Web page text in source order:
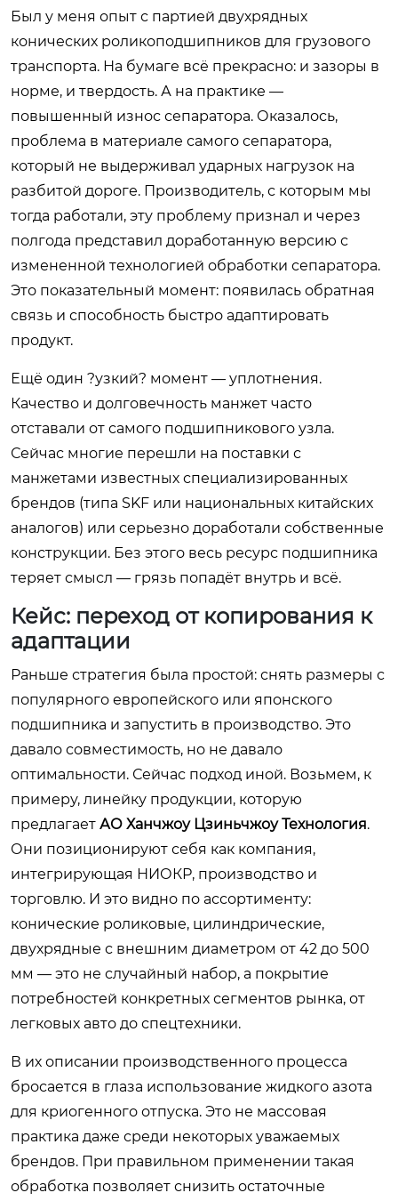
Был у меня опыт с партией двухрядных
конических роликоподшипников для грузового
транспорта. На бумаге всё прекрасно: и зазоры в
норме, и твердость. А на практике —
повышенный износ сепаратора. Оказалось,
проблема в материале самого сепаратора,
который не выдерживал ударных нагрузок на
разбитой дороге. Производитель, с которым мы
тогда работали, эту проблему признал и через
полгода представил доработанную версию с
измененной технологией обработки сепаратора.
Это показательный момент: появилась обратная
связь и способность быстро адаптировать
продукт.
Ещё один ?узкий? момент — уплотнения.
Качество и долговечность манжет часто
отставали от самого подшипникового узла.
Сейчас многие перешли на поставки с
манжетами известных специализированных
брендов (типа SKF или национальных китайских
аналогов) или серьезно доработали собственные
конструкции. Без этого весь ресурс подшипника
теряет смысл — грязь попадёт внутрь и всё.
Кейс: переход от копирования к
адаптации
Раньше стратегия была простой: снять размеры с
популярного европейского или японского
подшипника и запустить в производство. Это
давало совместимость, но не давало
оптимальности. Сейчас подход иной. Возьмем, к
примеру, линейку продукции, которую
предлагает АО Ханчжоу Цзиньчжоу Технология.
Они позиционируют себя как компания,
интегрирующая НИОКР, производство и
торговлю. И это видно по ассортименту:
конические роликовые, цилиндрические,
двухрядные с внешним диаметром от 42 до 500
мм — это не случайный набор, а покрытие
потребностей конкретных сегментов рынка, от
легковых авто до спецтехники.
В их описании производственного процесса
бросается в глаза использование жидкого азота
для криогенного отпуска. Это не массовая
практика даже среди некоторых уважаемых
брендов. При правильном применении такая
обработка позволяет снизить остаточные